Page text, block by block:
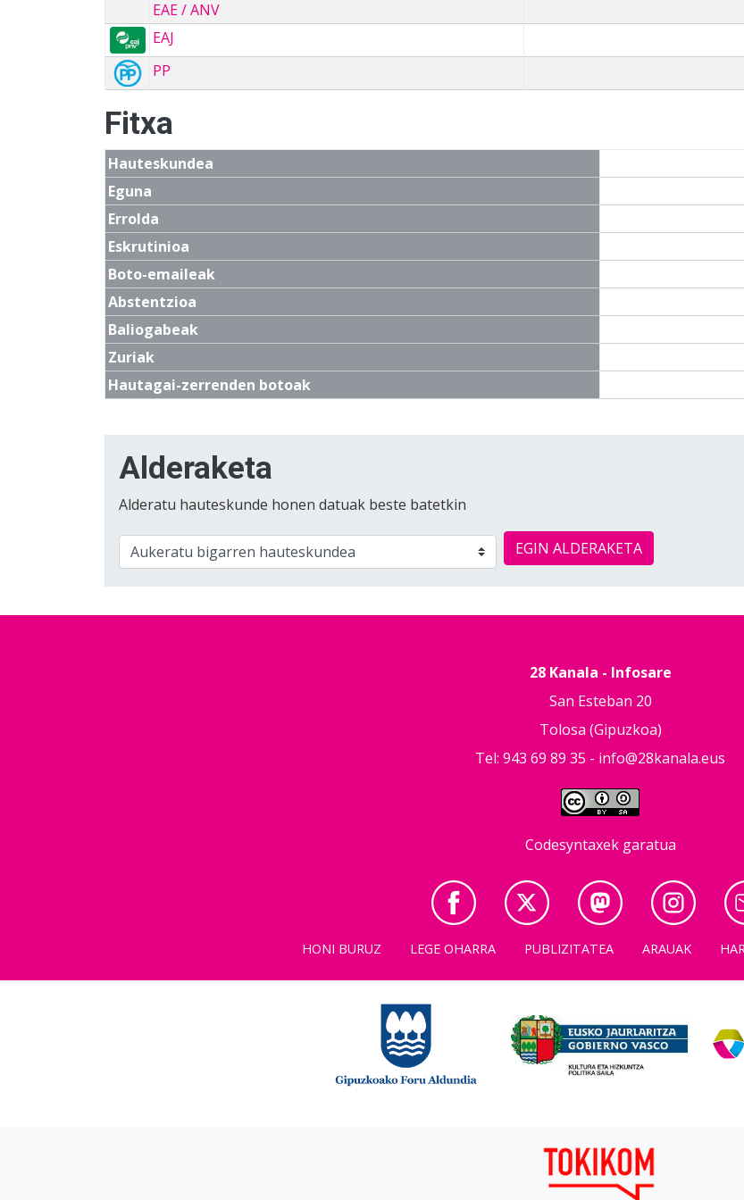
EAE / ANV
EAJ
PP
Fitxa
Hauteskundea
Eguna
Errolda
Eskrutinioa
Boto-emaileak
Abstentzioa
Baliogabeak
Zuriak
Hautagai-zerrenden botoak
Alderaketa
Alderatu hauteskunde honen datuak beste batetkin
EGIN ALDERAKETA
28 Kanala - Infosare
San Esteban 20
Tolosa (Gipuzkoa)
Tel: 943 69 89 35 - info@28kanala.eus
Codesyntaxek garatua
HONI BURUZ LEGE OHARRA PUBLIZITATEA ARAUAK